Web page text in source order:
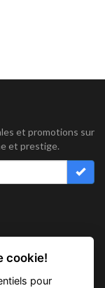
et promotions sur
et prestige.
cookie!
pour